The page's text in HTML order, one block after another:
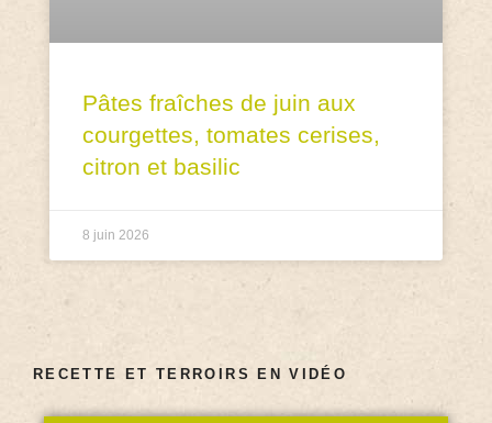
Pâtes fraîches de juin aux
courgettes, tomates cerises,
citron et basilic
8 juin 2026
RECETTE ET TERROIRS EN VIDÉO